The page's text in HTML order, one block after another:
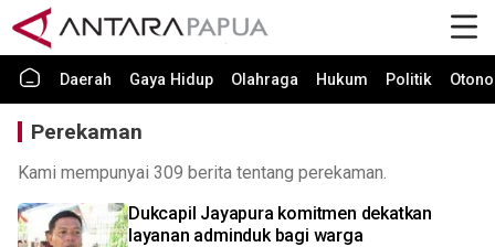
Daerah Gaya Hidup Olahraga Hukum Politik
Perekaman
Kami mempunyai 309 berita tentang perekaman.
Dukcapil Jayapura komitmen dekatkan
layanan adminduk bagi warga